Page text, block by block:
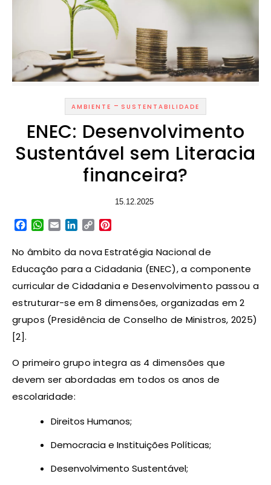
AMBIENTE - SUSTENTABILIDADE
ENEC: Desenvolvimento
Sustentável sem Literacia
financeira?
15.12.2025
Facebook
WhatsApp
EmailLinkedIn
Copy
No âmbito da nova Estratégia Nacional de
Educação para a Cidadania (ENEC), a componente
curricular de Cidadania e Desenvolvimento passou a
estruturar-se em 8 dimensões, organizadas em 2
grupos (Presidência de Conselho de Ministros, 2025)
[2].
O primeiro grupo integra as 4 dimensões que
devem ser abordadas em todos os anos de
escolaridade:
Direitos Humanos;
Democracia e Instituições Políticas;
Desenvolvimento Sustentável;